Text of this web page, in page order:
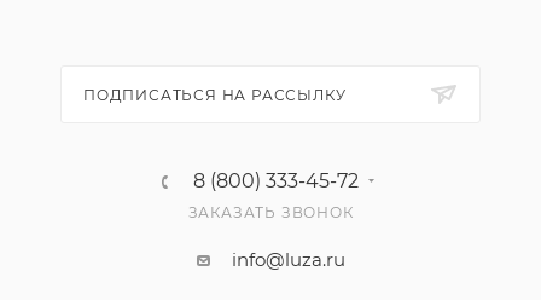
ПОДПИСАТЬСЯ НА РАССЫЛКУ
8 (800) 333-45-72
ЗАКАЗАТЬ ЗВОНОК
info@luza.ru